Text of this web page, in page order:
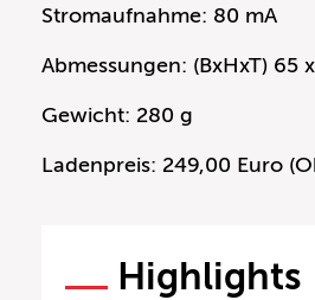
Stromaufnahme: 80 mA
Abmessungen: (BxHxT) 65
Gewicht: 280 g
Ladenpreis: 249,00 Euro
Highlights